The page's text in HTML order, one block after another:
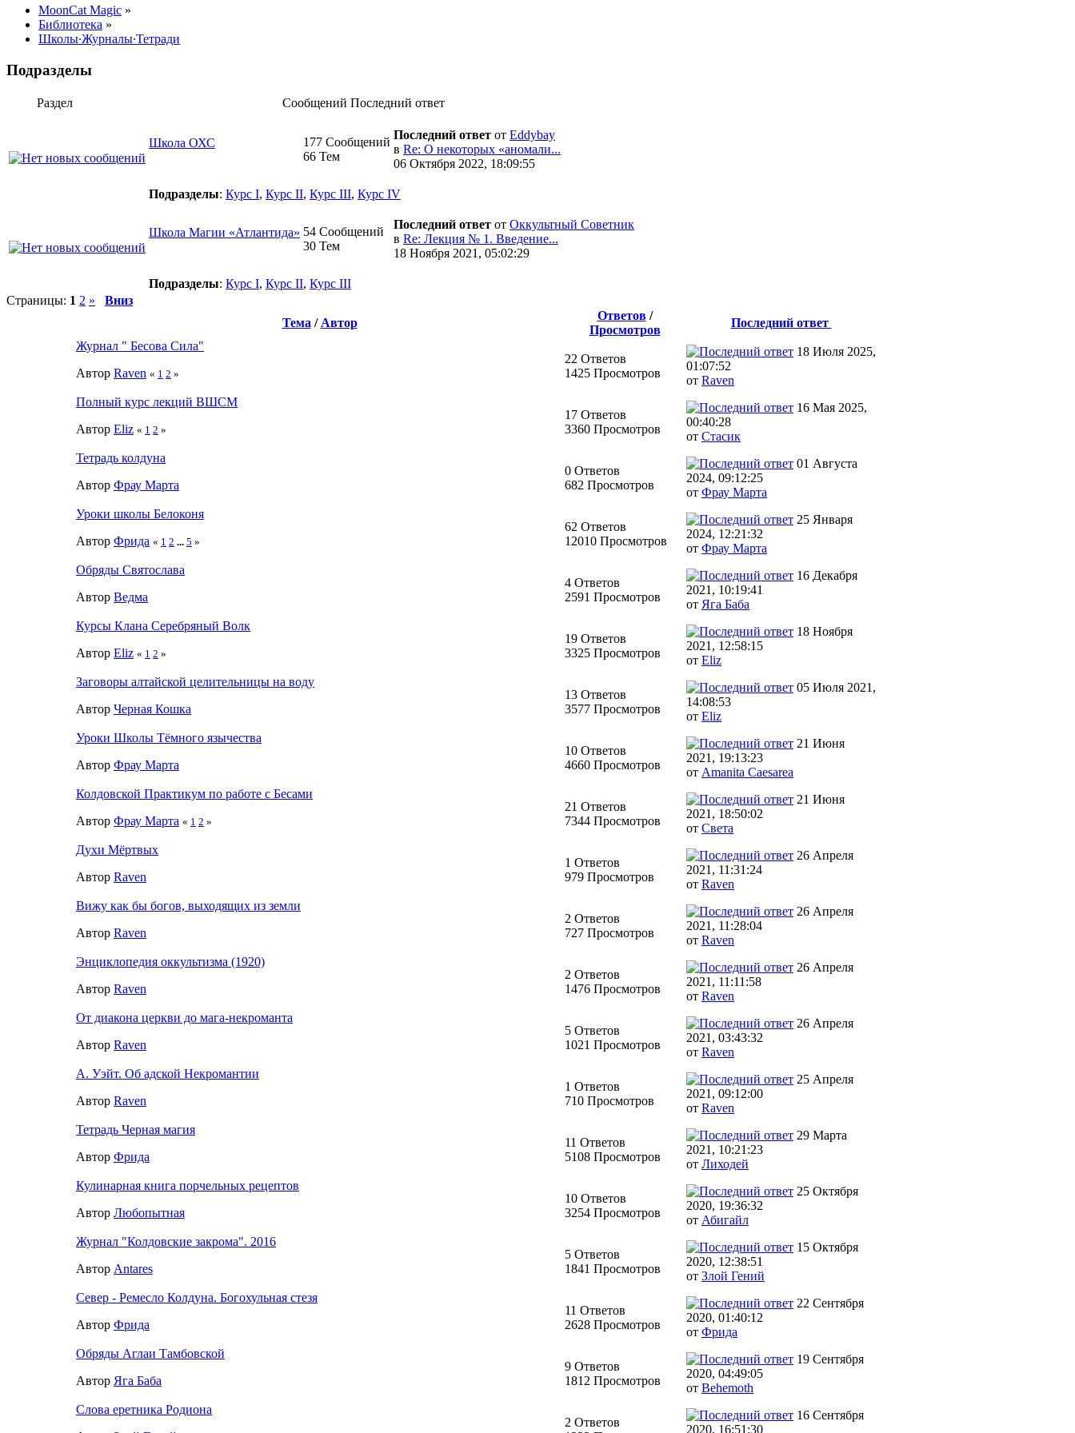
MoonCat Magic »
Библиотека »
Школы∙Журналы∙Тетради
Подразделы
Раздел Сообщений Последний ответ
Школа ОХС
177 Сообщений
66 Тем
Последний ответ от Eddybay
в Re: О некоторых «аномали...
06 Октября 2022, 18:09:55
Подразделы: Курс I, Курс II, Курс III, Курс IV
Школа Магии «Атлантида» 54 Сообщений
30 Тем
Последний ответ от Оккультный Советник
в Re: Лекция № 1. Введение...
18 Ноября 2021, 05:02:29
Подразделы: Курс I, Курс II, Курс III
Страницы: 1 2 »
Вниз
Тема / Автор
Ответов/
Просмотров
Последний ответ
Журнал " Бесова Сила"
Автор Raven « 1 2 »
22 Ответов
1425 Просмотров
18 Июля 2025,
01:07:52
от Raven
Полный курс лекций ВШСМ
Автор Eliz « 1 2 »
17 Ответов
3360 Просмотров
16 Мая 2025,
00:40:28
от Стасик
Тетрадь колдуна
Автор Фрау Марта
0 Ответов
682 Просмотров
01 Августа
2024, 09:12:25
от Фрау Марта
Уроки школы Белоконя
Автор Фрида « 1 2 ... 5 »
62 Ответов
12010 Просмотров
25 Января
2024, 12:21:32
от Фрау Марта
Обряды Святослава
Автор Ведма
4 Ответов
2591 Просмотров
16 Декабря
2021, 10:19:41
от Яга Баба
Курсы Клана Серебряный Волк
Автор Eliz « 1 2 »
19 Ответов
3325 Просмотров
18 Ноября
2021, 12:58:15
от Eliz
Заговоры алтайской целительницы на воду
Автор Черная Кошка
13 Ответов
3577 Просмотров
05 Июля 2021,
14:08:53
от Eliz
Уроки Школы Тёмного язычества
Автор Фрау Марта
10 Ответов
4660 Просмотров
21 Июня
2021, 19:13:23
от Amanita Caesarea
Колдовской Практикум по работе с Бесами
Автор Фрау Марта « 1 2 »
21 Ответов
7344 Просмотров
21 Июня
2021, 18:50:02
от Света
Духи Мёртвых
Автор Raven
1 Ответов
979 Просмотров
26 Апреля
2021, 11:31:24
от Raven
Вижу как бы богов, выходящих из земли
Автор Raven
2 Ответов
727 Просмотров
26 Апреля
2021, 11:28:04
от Raven
Энциклопедия оккультизма (1920)
Автор Raven
2 Ответов
1476 Просмотров
26 Апреля
2021, 11:11:58
от Raven
От диакона церкви до мага-некроманта
Автор Raven
5 Ответов
1021 Просмотров
26 Апреля
2021, 03:43:32
от Raven
А. Уэйт. Об адской Некромантии
Автор Raven
1 Ответов
710 Просмотров
25 Апреля
2021, 09:12:00
от Raven
Тетрадь Черная магия
Автор Фрида
11 Ответов
5108 Просмотров
29 Марта
2021, 10:21:23
от Лиходей
Кулинарная книга порчельных рецептов
Автор Любопытная
10 Ответов
3254 Просмотров
25 Октября
2020, 19:36:32
от Абигайл
Журнал "Колдовские закрома". 2016
Автор Antares
5 Ответов
1841 Просмотров
15 Октября
2020, 12:38:51
от Злой Гений
Север - Ремесло Колдуна. Богохульная стезя
Автор Фрида
11 Ответов
2628 Просмотров
22 Сентября
2020, 01:40:12
от Фрида
Обряды Аглаи Тамбовской
Автор Яга Баба
9 Ответов
1812 Просмотров
19 Сентября
2020, 04:49:05
от Behemoth
Слова еретника Родиона
2 Ответов
16 Сентября
2020, 16:51:30